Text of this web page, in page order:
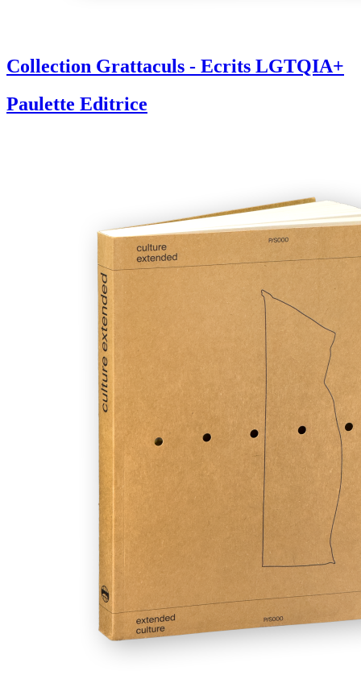
Collection Grattaculs - Ecrits LGTQIA+
Paulette Editrice